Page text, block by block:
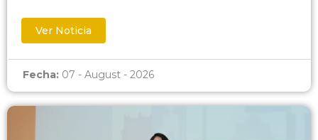
Ver Noticia
Fecha: 07 - August - 2026